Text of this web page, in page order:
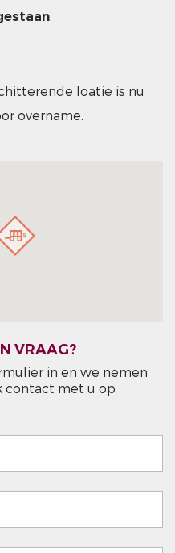
.
loatie is nu
overname.
VRAAG?
in en we nemen
contact met u op